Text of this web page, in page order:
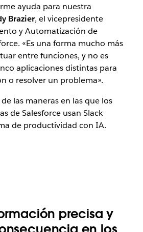
ayuda para nuestra
Brazier, el vicepresidente
y Automatización de
«Es una forma mucho más
entre funciones, y no es
aplicaciones distintas para
o resolver un problema».
las maneras en las que los
de Salesforce usan Slack
de productividad con IA.
precisa y